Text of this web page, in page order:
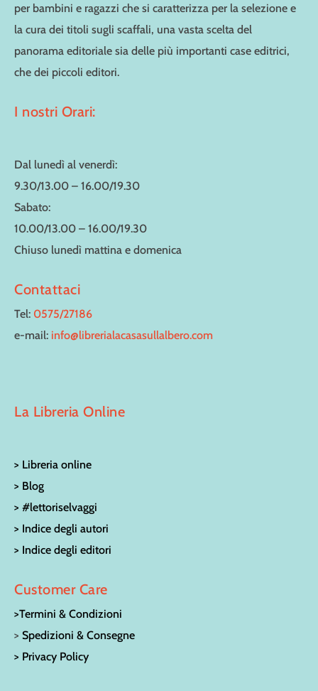
per bambini e ragazzi che si caratterizza per la selezione e
la cura dei titoli sugli scaffali, una vasta scelta del
panorama editoriale sia delle più importanti case editrici,
che dei piccoli editori.
I nostri Orari:
Dal lunedì al venerdì:
9.30/13.00 – 16.00/19.30
Sabato:
10.00/13.00 – 16.00/19.30
Chiuso lunedì mattina e domenica
Contattaci
Tel: 0575/27186
e-mail: info@librerialacasasullalbero.com
La Libreria Online
> Libreria online
> Blog
> #lettoriselvaggi
> Indice degli autori
> Indice degli editori
Customer Care
>Termini & Condizioni
>Spedizioni & Consegne
> Privacy Policy